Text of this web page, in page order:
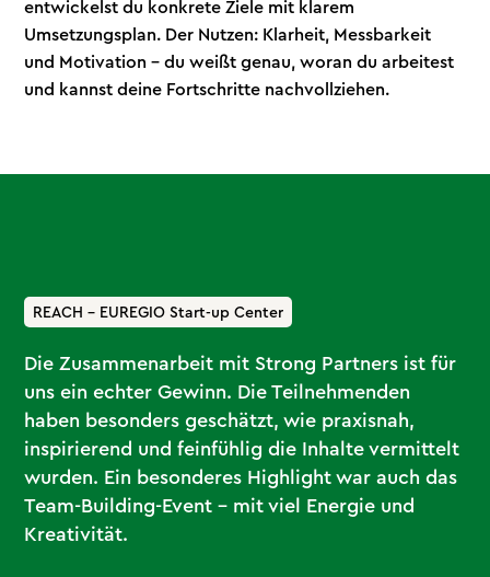
entwickelst du konkrete Ziele mit klarem
Umsetzungsplan. Der Nutzen: Klarheit, Messbarkeit
und Motivation – du weißt genau, woran du arbeitest
und kannst deine Fortschritte nachvollziehen.
REACH – EUREGIO Start-up Center
Die Zusammenarbeit mit Strong Partners ist für
uns ein echter Gewinn. Die Teilnehmenden
haben besonders geschätzt, wie praxisnah,
inspirierend und feinfühlig die Inhalte vermittelt
wurden. Ein besonderes Highlight war auch das
Team-Building-Event – mit viel Energie und
Kreativität.